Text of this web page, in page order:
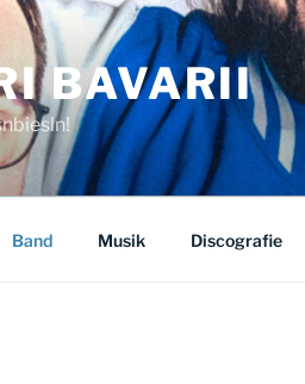
BAVARII
Band Musik Discografie